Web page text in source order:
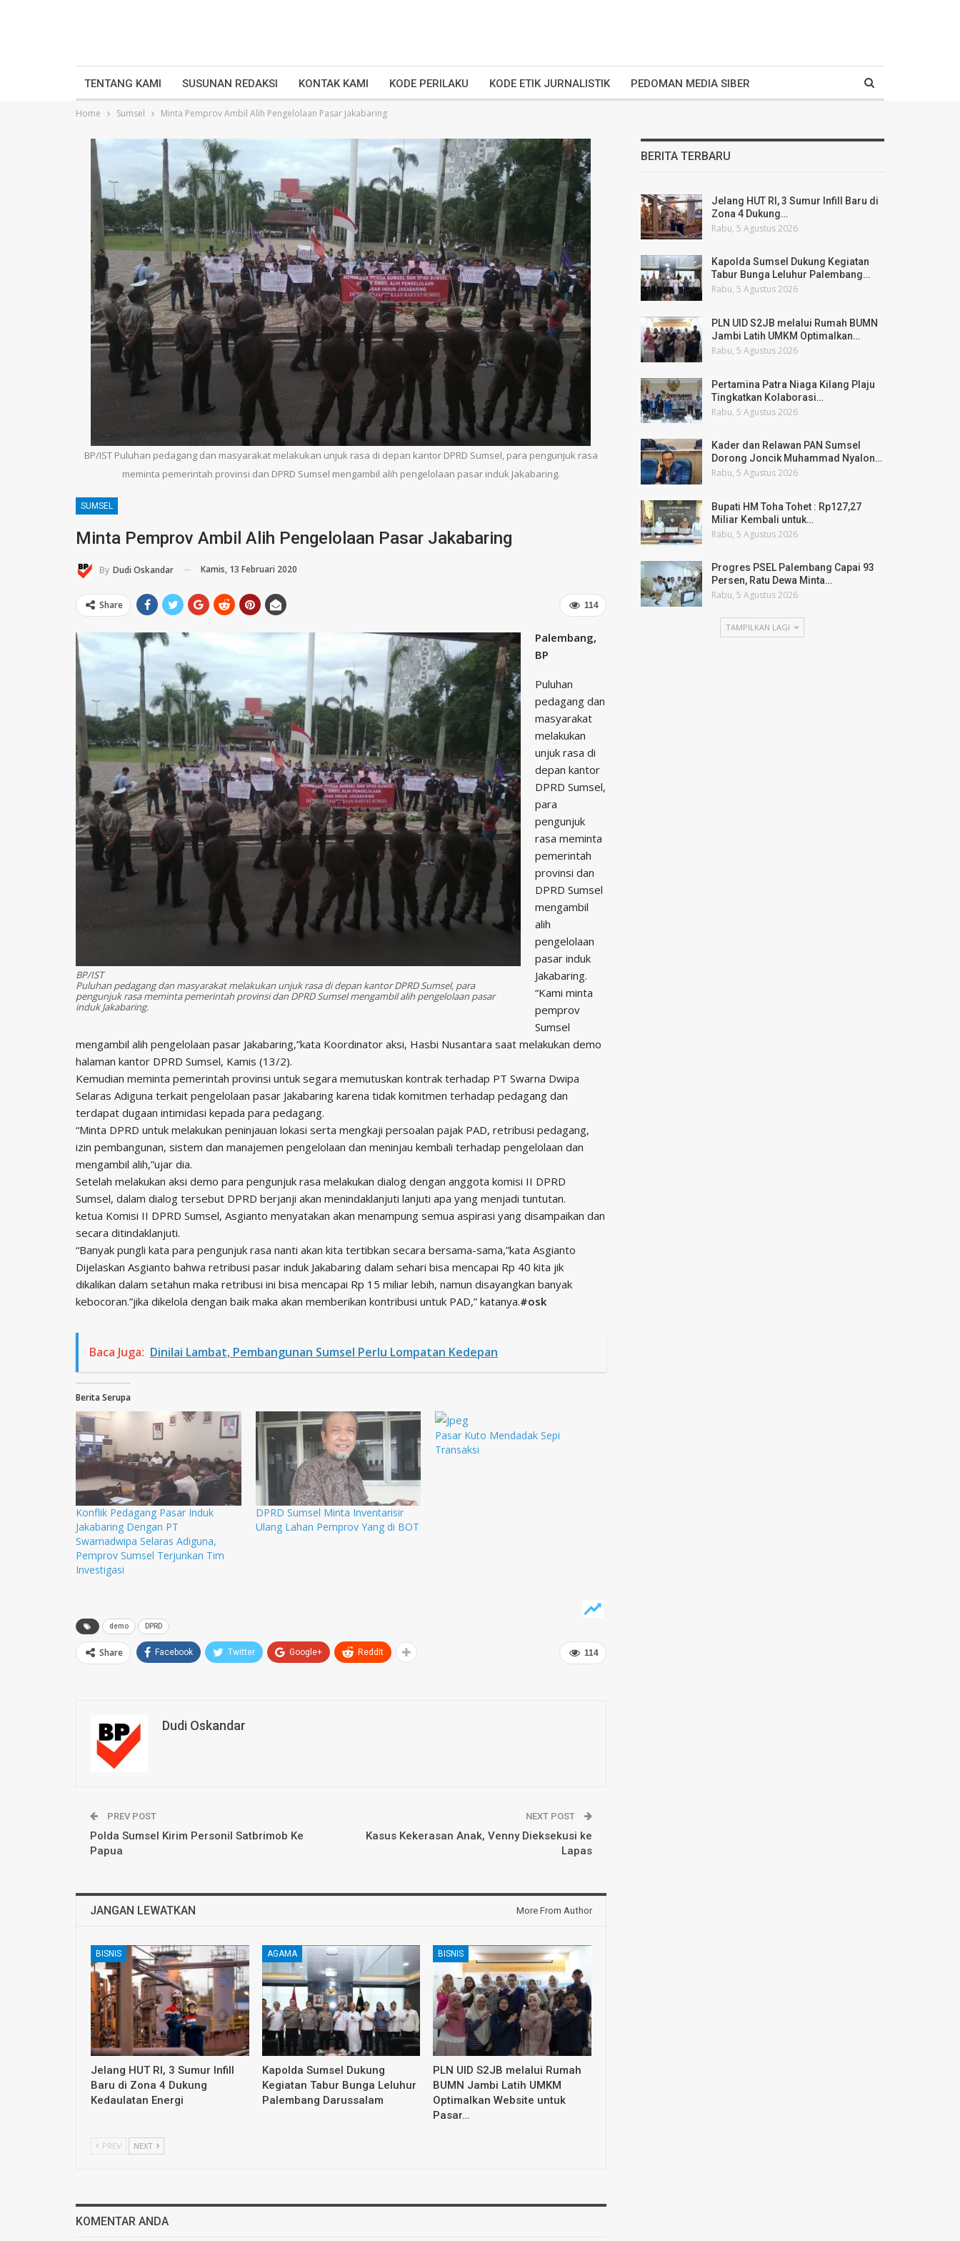
TENTANG KAMI SUSUNAN REDAKSI KONTAK KAMI KODE PERILAKU KODE ETIK JURNALISTIK PEDOMAN MEDIA SIBER
Home Sumsel Minta Pemprov Ambil Alih Pengelolaan Pasar Jakabaring
BP/IST Puluhan pedagang dan masyarakat melakukan unjuk rasa di depan kantor DPRD Sumsel, para pengunjuk rasa
meminta pemerintah provinsi dan DPRD Sumsel mengambil alih pengelolaan pasar induk Jakabaring.
SUMSEL
Minta Pemprov Ambil Alih Pengelolaan Pasar Jakabaring
By Dudi Oskandar Kamis, 13 Februari 2020
114
Share
BP/IST
Puluhan pedagang dan masyarakat melakukan unjuk rasa di depan kantor DPRD Sumsel, para
pengunjuk rasa meminta pemerintah provinsi dan DPRD Sumsel mengambil alih pengelolaan pasar
induk Jakabaring.
Palembang,
BP
Puluhan
pedagang dan
masyarakat
melakukan
unjuk rasa di
depan kantor
DPRD Sumsel,
para
pengunjuk
rasa meminta
pemerintah
provinsi dan
DPRD Sumsel
mengambil
alih
pengelolaan
pasar induk
Jakabaring.
“Kami minta
pemprov
Sumsel
mengambil alih pengelolaan pasar Jakabaring,”kata Koordinator aksi, Hasbi Nusantara saat melakukan demo
halaman kantor DPRD Sumsel, Kamis (13/2).
Kemudian meminta pemerintah provinsi untuk segara memutuskan kontrak terhadap PT Swarna Dwipa
Selaras Adiguna terkait pengelolaan pasar Jakabaring karena tidak komitmen terhadap pedagang dan
terdapat dugaan intimidasi kepada para pedagang.
“Minta DPRD untuk melakukan peninjauan lokasi serta mengkaji persoalan pajak PAD, retribusi pedagang,
izin pembangunan, sistem dan manajemen pengelolaan dan meninjau kembali terhadap pengelolaan dan
mengambil alih,”ujar dia.
Setelah melakukan aksi demo para pengunjuk rasa melakukan dialog dengan anggota komisi II DPRD
Sumsel, dalam dialog tersebut DPRD berjanji akan menindaklanjuti lanjuti apa yang menjadi tuntutan.
ketua Komisi II DPRD Sumsel, Asgianto menyatakan akan menampung semua aspirasi yang disampaikan dan
secara ditindaklanjuti.
“Banyak pungli kata para pengunjuk rasa nanti akan kita tertibkan secara bersama-sama,”kata Asgianto
Dijelaskan Asgianto bahwa retribusi pasar induk Jakabaring dalam sehari bisa mencapai Rp 40 kita jik
dikalikan dalam setahun maka retribusi ini bisa mencapai Rp 15 miliar lebih, namun disayangkan banyak
kebocoran.”jika dikelola dengan baik maka akan memberikan kontribusi untuk PAD,” katanya.#osk
Baca Juga: Dinilai Lambat, Pembangunan Sumsel Perlu Lompatan Kedepan
Berita Serupa
Konflik Pedagang Pasar Induk
Jakabaring Dengan PT
Swarnadwipa Selaras Adiguna,
Pemprov Sumsel Terjunkan Tim
Investigasi
DPRD Sumsel Minta Inventarisir
Ulang Lahan Pemprov Yang di BOT
Pasar Kuto Mendadak Sepi
Transaksi
demo DPRD
114
Share Facebook Twitter Google+ ReddIt
Dudi Oskandar
PREV POST
Polda Sumsel Kirim Personil Satbrimob Ke
Papua
NEXT POST
Kasus Kekerasan Anak, Venny Dieksekusi ke
Lapas
JANGAN LEWATKAN More From Author
BISNIS
Jelang HUT RI, 3 Sumur Infill
Baru di Zona 4 Dukung
Kedaulatan Energi
AGAMA
Kapolda Sumsel Dukung
Kegiatan Tabur Bunga Leluhur
Palembang Darussalam
BISNIS
PLN UID S2JB melalui Rumah
BUMN Jambi Latih UMKM
Optimalkan Website untuk
Pasar…
PREV NEXT
KOMENTAR ANDA
BERITA TERBARU
Jelang HUT RI, 3 Sumur Infill Baru di
Zona 4 Dukung…
Rabu, 5 Agustus 2026
Kapolda Sumsel Dukung Kegiatan
Tabur Bunga Leluhur Palembang…
Rabu, 5 Agustus 2026
PLN UID S2JB melalui Rumah BUMN
Jambi Latih UMKM Optimalkan…
Rabu, 5 Agustus 2026
Pertamina Patra Niaga Kilang Plaju
Tingkatkan Kolaborasi…
Rabu, 5 Agustus 2026
Kader dan Relawan PAN Sumsel
Dorong Joncik Muhammad Nyalon…
Rabu, 5 Agustus 2026
Bupati HM Toha Tohet : Rp127,27
Miliar Kembali untuk…
Rabu, 5 Agustus 2026
Progres PSEL Palembang Capai 93
Persen, Ratu Dewa Minta…
Rabu, 5 Agustus 2026
TAMPILKAN LAGI